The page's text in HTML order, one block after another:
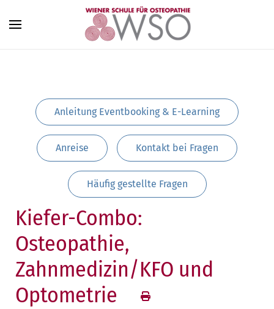
Zum Hauptinhalt springen
Anleitung Eventbooking & E-Learning
Anreise Kontakt bei Fragen
Häufig gestellte Fragen
Kiefer-Combo:
Osteopathie,
Zahnmedizin/KFO und
Optometrie